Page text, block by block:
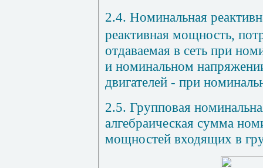
2.4. Номинальная
реактивная мощность,
отдаваемая в сеть при
и номинальном
двигателей - при
2.5. Групповая
алгебраическая сумма
мощностей входящих в